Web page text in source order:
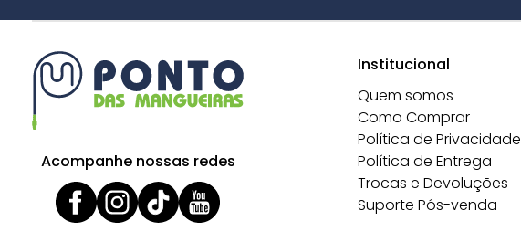
Acompanhe nossas redes
Institucional
Quem somos
Como Comprar
Política de Privacidade
Política de Entrega
Trocas e Devoluções
Suporte Pós-venda